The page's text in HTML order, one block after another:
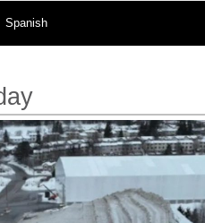
Spanish